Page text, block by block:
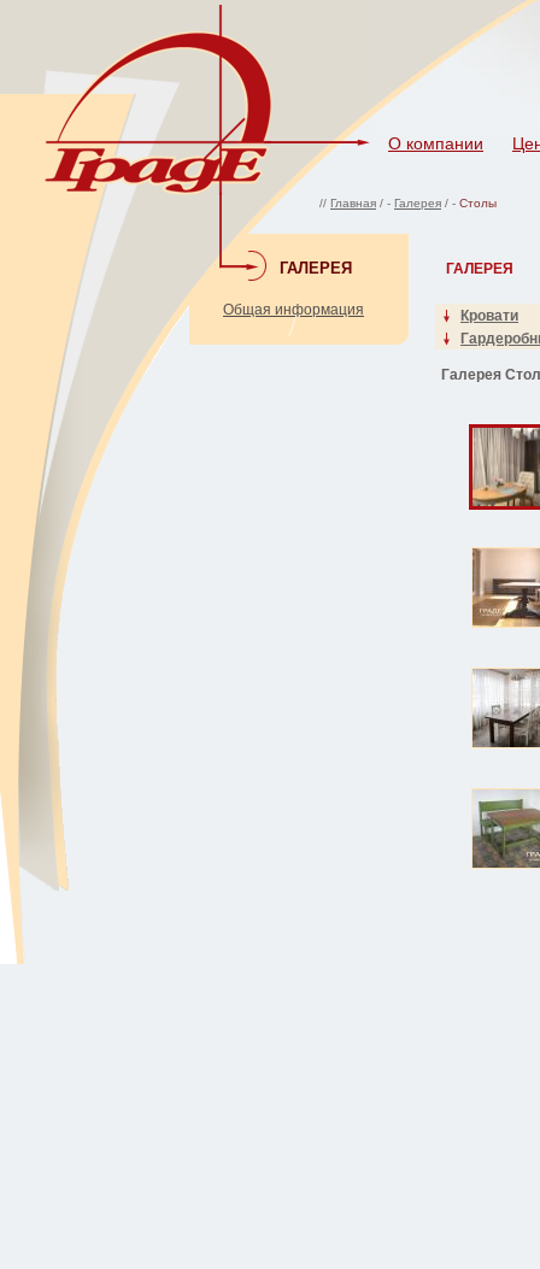
О компании
// Главная / - Галерея / - Столы
ГАЛЕРЕЯ
Общая информация
ГАЛЕРЕЯ
Кровати
Галерея